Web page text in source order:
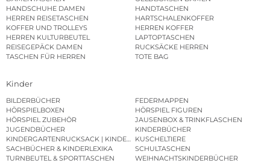
HANDSCHUHE DAMEN
HANDTASCHEN
HERREN REISETASCHEN
HARTSCHALENKOFFER
KOFFER UND TROLLEYS
HERREN KOFFER
HERREN KULTURBEUTEL
LAPTOPTASCHEN
REISEGEPÄCK DAMEN
RUCKSÄCKE HERREN
TASCHEN FÜR HERREN
TOTE BAG
Kinder
BILDERBÜCHER
FEDERMAPPEN
HÖRSPIELBOXEN
HÖRSPIEL FIGUREN
HÖRSPIEL ZUBEHÖR
JAUSENBOX & TRINKFLASCHEN
JUGENDBÜCHER
KINDERBÜCHER
KINDERGARTENRUCKSACK | KINDERGARTENBEUTEL
KUSCHELTIERE
SACHBÜCHER & KINDERLEXIKA
SCHULTASCHEN
TURNBEUTEL & SPORTTASCHEN
WEIHNACHTSKINDERBÜCHER